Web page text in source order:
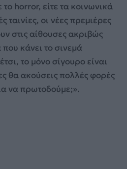
horror, είτε τα κοινωνικά
ταινίες, οι νέες πρεμιέρες
στις αίθουσες ακριβώς
κάνει το σινεμά
το μόνο σίγουρο είναι
θα ακούσεις πολλές φορές
να πρωτοδούμε;».